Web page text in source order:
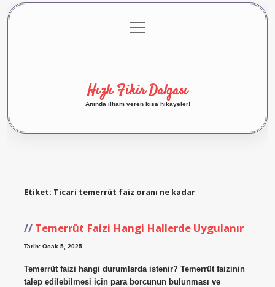
Gizlilik Politikası
menüyü
aç
Hızlı Fikir Dalgası
Anında ilham veren kısa hikayeler!
Etiket: Ticari temerrüt faiz oranı ne kadar
Temerrüt Faizi Hangi Hallerde Uygulanır
Tarih: Ocak 5, 2025
Temerrüt faizi hangi durumlarda istenir? Temerrüt faizinin
talep edilebilmesi için para borcunun bulunması ve